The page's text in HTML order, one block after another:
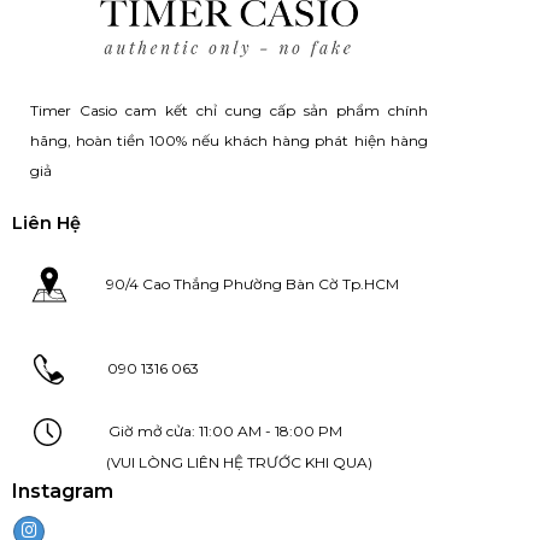
Timer Casio cam kết chỉ cung cấp sản phẩm chính
hãng, hoàn tiền 100% nếu khách hàng phát hiện hàng
giả
Liên Hệ
90/4 Cao Thắng Phường Bàn Cờ Tp.HCM
090 1316 063
Giờ mở cửa: 11:00 AM - 18:00 PM
(VUI LÒNG LIÊN HỆ TRƯỚC KHI QUA)
Instagram